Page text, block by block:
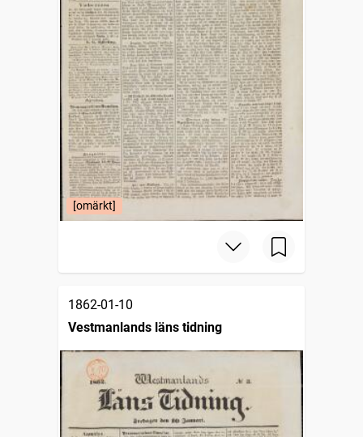
[omärkt]
1862-01-10
Vestmanlands läns tidning